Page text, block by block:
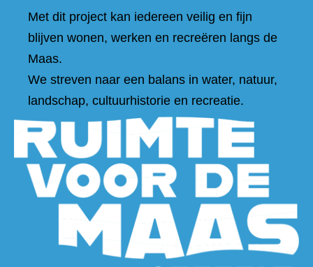
Met dit project kan iedereen veilig en fijn
blijven wonen, werken en recreëren langs de
Maas.
We streven naar een balans in water, natuur,
landschap, cultuurhistorie en recreatie.